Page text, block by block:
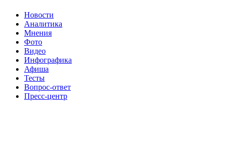
Новости
Аналитика
Мнения
Фото
Видео
Инфографика
Афиша
Тесты
Вопрос-ответ
Пресс-центр